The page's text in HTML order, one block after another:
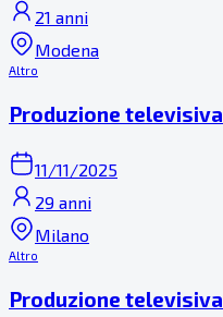
21 anni
Modena
Altro
Produzione televisiva
11/11/2025
29 anni
Milano
Altro
Produzione televisiva